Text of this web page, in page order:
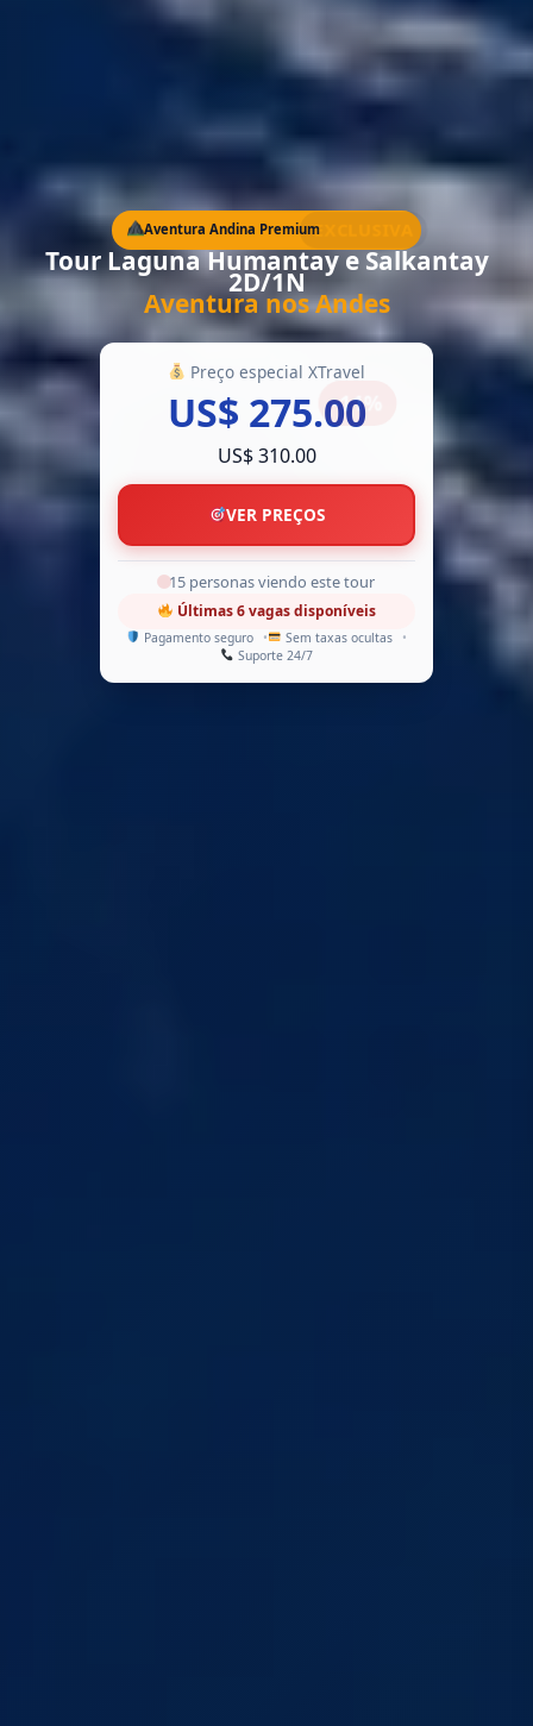
Aventura Andina Premium
Tour Laguna Humantay e Salkantay
2D/1N
Aventura nos Andes
Preço especial XTravel
US$ 275.00
-11%
US$ 310.00
VER PREÇOS
8 personas viendo este tour
Últimas 6 vagas disponíveis
Pagamento seguro
Sem taxas ocultas
Suporte 24/7